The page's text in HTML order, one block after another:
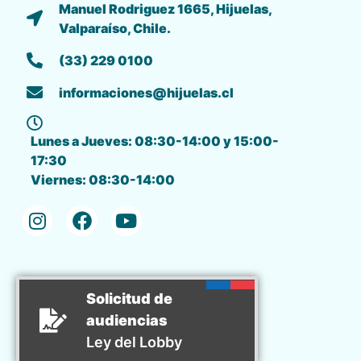
Manuel Rodriguez 1665, Hijuelas,
Valparaíso, Chile.
(33) 229 0100
informaciones@hijuelas.cl
Lunes a Jueves: 08:30-14:00 y 15:00-
17:30
Viernes: 08:30-14:00
Solicitud de
audiencias
Ley del Lobby